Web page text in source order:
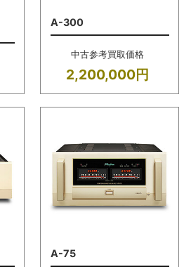
A-300
中古参考買取価格
2,200,000円
A-75